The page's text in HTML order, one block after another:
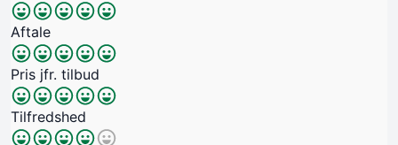
Aftale
Pris jfr. tilbud
Tilfredshed